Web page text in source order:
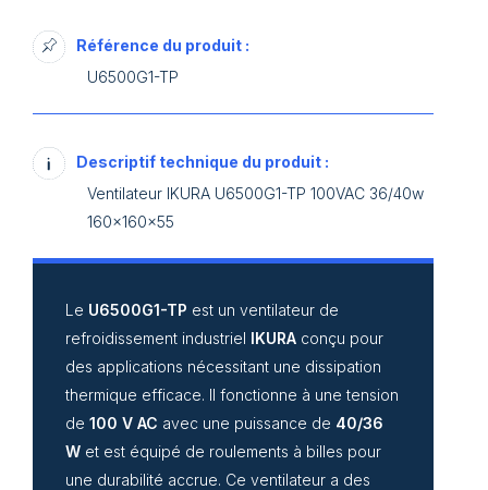
Référence du produit :
U6500G1-TP
Descriptif technique du produit :
Ventilateur IKURA U6500G1-TP 100VAC 36/40w
160x160x55
Le U6500G1-TP est un ventilateur de
refroidissement industriel IKURA conçu pour
des applications nécessitant une dissipation
thermique efficace. Il fonctionne à une tension
de 100 V AC avec une puissance de 40/36
W et est équipé de roulements à billes pour
une durabilité accrue. Ce ventilateur a des